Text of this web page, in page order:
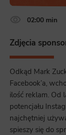
02:00 min
Zdjęcia
Odkąd Mark
Facebook’a,
ilość reklam. Od
potencjału
najchętniej
spieszy się do